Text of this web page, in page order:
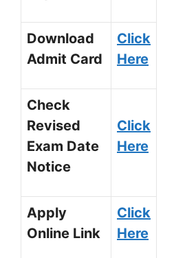
Download
Admit Card
Click
Here
Check
Revised
Exam Date
Notice
Click
Here
Apply
Online Link
Click
Here